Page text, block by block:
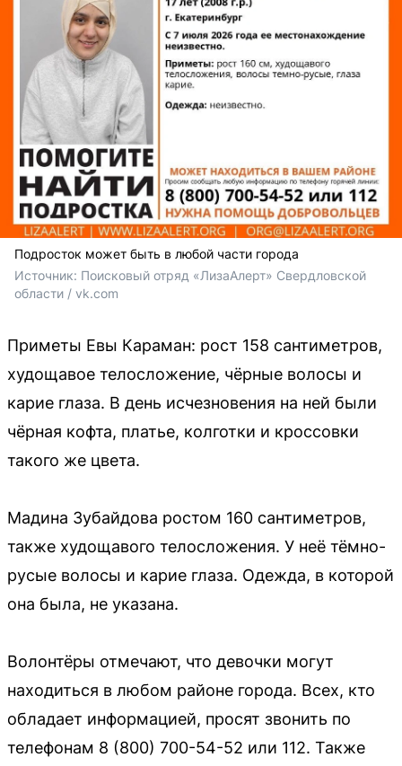
Подросток может быть в любой части города
Источник: Поисковый отряд «ЛизаАлерт» Свердловской
области / vk.com
Приметы Евы Караман: рост 158 сантиметров,
худощавое телосложение, чёрные волосы и
карие глаза. В день исчезновения на ней были
чёрная кофта, платье, колготки и кроссовки
такого же цвета.
Мадина Зубайдова ростом 160 сантиметров,
также худощавого телосложения. У неё тёмно-
русые волосы и карие глаза. Одежда, в которой
она была, не указана.
Волонтёры отмечают, что девочки могут
находиться в любом районе города. Всех, кто
обладает информацией, просят звонить по
телефонам 8 (800) 700-54-52 или 112. Также